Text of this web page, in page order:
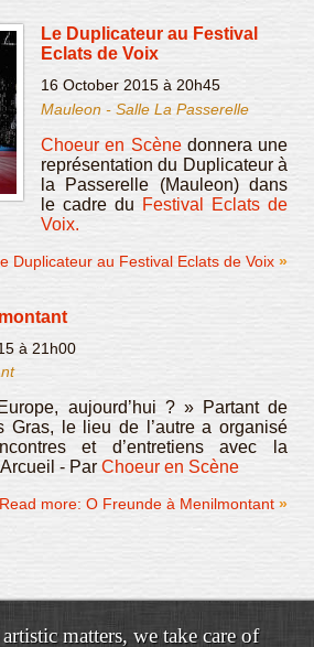
Le Duplicateur au Festival
Eclats de Voix
16 October 2015 à 20h45
Mauleon - Salle La Passerelle
Choeur en Scènedonnera une
représentation du Duplicateur à
la Passerelle (Mauleon) dans
le cadre du Festival Eclats de
Voix.
Duplicateur au Festival Eclats de Voix
à 21h00
aujourd’hui ? » Partant de
Gras, le lieu de l’autre a organisé
et d’entretiens avec la
- Par Choeur en Scène
Read more: O Freunde à Menilmontant
matters, we take care of